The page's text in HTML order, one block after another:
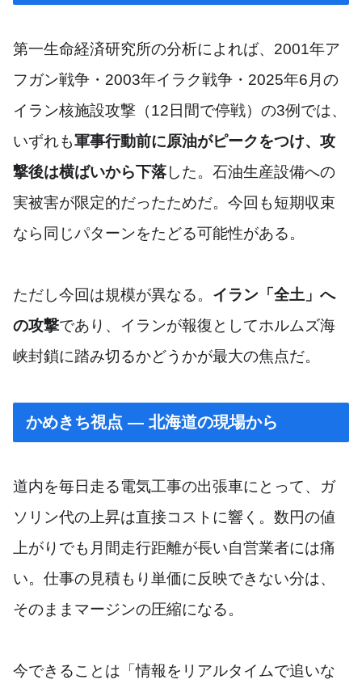
第一生命経済研究所の分析によれば、2001年ア
フガン戦争・2003年イラク戦争・2025年6月の
イラン核施設攻撃（12日間で停戦）の3例では、
いずれも軍事行動前に原油がピークをつけ、攻
撃後は横ばいから下落した。石油生産設備への
実被害が限定的だったためだ。今回も短期収束
なら同じパターンをたどる可能性がある。
ただし今回は規模が異なる。 イラン「全土」へ
の攻撃であり、イランが報復としてホルムズ海
峡封鎖に踏み切るかどうかが最大の焦点だ。
かめきち視点 — 北海道の現場から
道内を毎日走る電気工事の出張車にとって、ガ
ソリン代の上昇は直接コストに響く。数円の値
上がりでも月間走行距離が長い自営業者には痛
い。仕事の見積もり単価に反映できない分は、
そのままマージンの圧縮になる。
今できることは「情報をリアルタイムで追いな